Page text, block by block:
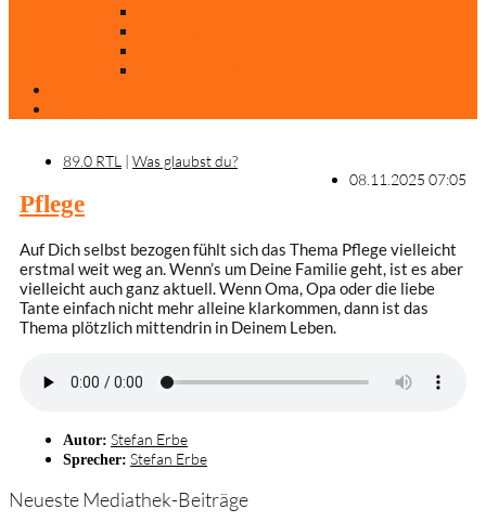
89.0 RTL | Was glaubst du?
08.11.2025 07:05
Pflege
Auf Dich selbst bezogen fühlt sich das Thema Pflege vielleicht
erstmal weit weg an. Wenn’s um Deine Familie geht, ist es aber
vielleicht auch ganz aktuell. Wenn Oma, Opa oder die liebe
Tante einfach nicht mehr alleine klarkommen, dann ist das
Thema plötzlich mittendrin in Deinem Leben.
Autor: Stefan Erbe
Sprecher: Stefan Erbe
Neueste Mediathek-Beiträge